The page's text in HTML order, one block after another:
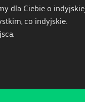
dla Ciebie o
co indyjskie.